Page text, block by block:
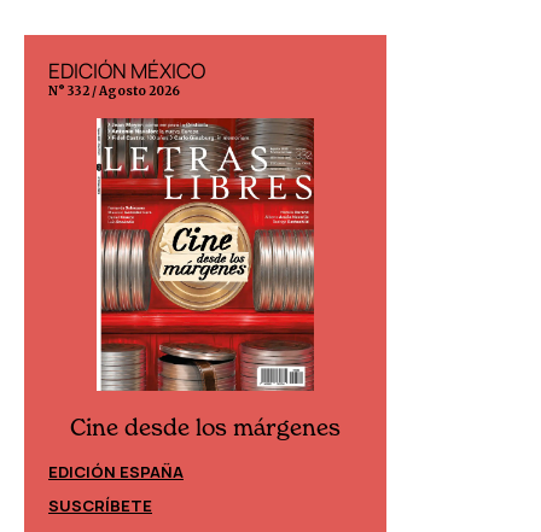
EDICIÓN MÉXICO
N° 332 / Agosto 2026
Cine desde los márgenes
EDICIÓN ESPAÑA
SUSCRÍBETE